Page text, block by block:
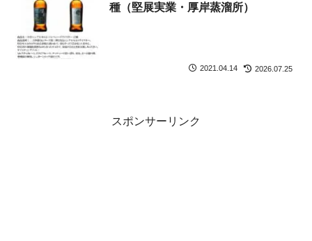
種（堅展実業・厚岸蒸溜所）
2021.04.14 2026.07.25
スポンサーリンク